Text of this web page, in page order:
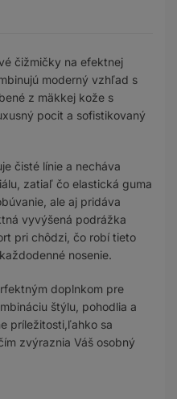
čižmičky na efektnej
moderný vzhľad s
z mäkkej kože s
pocit a sofistikovaný
čisté línie a necháva
zatiaľ čo elastická guma
ale aj pridáva
vyvýšená podrážka
pri chôdzi, čo robí tieto
nosenie.
doplnkom pre
štýlu, pohodlia a
príležitosti,ľahko sa
zvýraznia Váš osobný